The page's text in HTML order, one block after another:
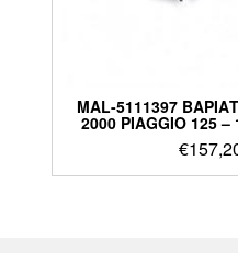
MAL-5111397
2000 PIAGGIO 125 –
€